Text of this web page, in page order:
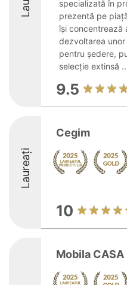
specializată în
prezentă pe
își concentrează
dezvoltarea
pentru ședere,
selecție extinsă
9.5
Laureați
Cegim
10
Mobila CASA